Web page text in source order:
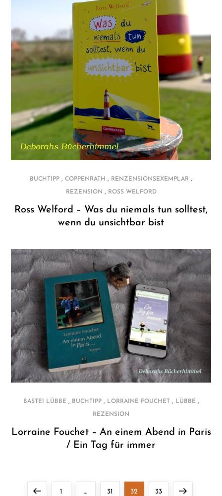
BUCHTIPP , COPPENRATH , RENZENSIONSEXEMPLAR ,
REZENSION , ROSS WELFORD
Ross Welford – Was du niemals tun solltest,
wenn du unsichtbar bist
BASTEI LÜBBE , BUCHTIPP, LORRAINE FOUCHET, LÜBBE ,
REZENSION
Lorraine Fouchet – An einem Abend in Paris
/ Ein Tag für immer
PreviousPage
1 … Page
31 Page
32 Page
33 Next